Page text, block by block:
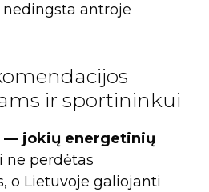
antroje
ir sportininkui
— jokių energetinių
ne perdėtas
o Lietuvoje galiojanti